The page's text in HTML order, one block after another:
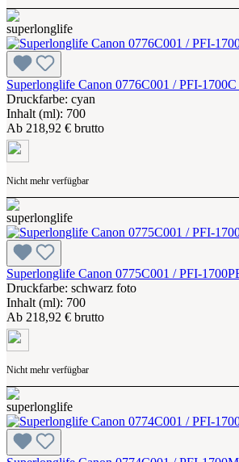
Superlonglife Canon 0776C001 / PFI-1700C
Druckfarbe: cyan
Inhalt (ml): 700
Ab 218,92 € brutto
Nicht mehr verfügbar
Superlonglife Canon 0775C001 / PFI-
Druckfarbe: schwarz foto
Inhalt (ml): 700
Ab 218,92 € brutto
Nicht mehr verfügbar